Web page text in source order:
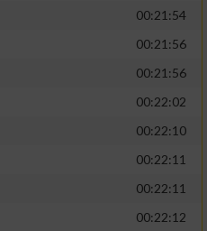
00:21:54
00:21:56
00:21:56
00:22:02
00:22:10
00:22:11
00:22:11
00:22:12